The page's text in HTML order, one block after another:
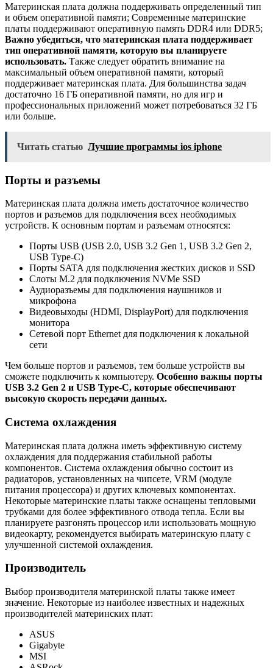
Материнская плата должна поддерживать определенный тип
и объем оперативной памяти; Современные материнские
платы поддерживают оперативную память DDR4 или DDR5;
Важно убедиться, что материнская плата поддерживает
тип оперативной памяти, которую вы планируете
использовать. Также следует обратить внимание на
максимальный объем оперативной памяти, который
поддерживает материнская плата. Для большинства задач
достаточно 16 ГБ оперативной памяти, но для игр и
профессиональных приложений может потребоваться 32 ГБ
или больше.
Читать статью Лучшие программы ios iphone
Порты и разъемы
Материнская плата должна иметь достаточное количество
портов и разъемов для подключения всех необходимых
устройств. К основным портам и разъемам относятся:
Порты USB (USB 2.0, USB 3.2 Gen 1, USB 3.2 Gen 2,
USB Type-C)
Порты SATA для подключения жестких дисков и SSD
Слоты M.2 для подключения NVMe SSD
Аудиоразъемы для подключения наушников и
микрофона
Видеовыходы (HDMI, DisplayPort) для подключения
монитора
Сетевой порт Ethernet для подключения к локальной
сети
Чем больше портов и разъемов, тем больше устройств вы
сможете подключить к компьютеру. Особенно важны порты
USB 3.2 Gen 2 и USB Type-C, которые обеспечивают
высокую скорость передачи данных.
Система охлаждения
Материнская плата должна иметь эффективную систему
охлаждения для поддержания стабильной работы
компонентов. Система охлаждения обычно состоит из
радиаторов, установленных на чипсете, VRM (модуле
питания процессора) и других ключевых компонентах.
Некоторые материнские платы также оснащены тепловыми
трубками для более эффективного отвода тепла. Если вы
планируете разгонять процессор или использовать мощную
видеокарту, рекомендуется выбирать материнскую плату с
улучшенной системой охлаждения.
Производитель
Выбор производителя материнской платы также имеет
значение. Некоторые из наиболее известных и надежных
производителей материнских плат:
ASUS
Gigabyte
MSI